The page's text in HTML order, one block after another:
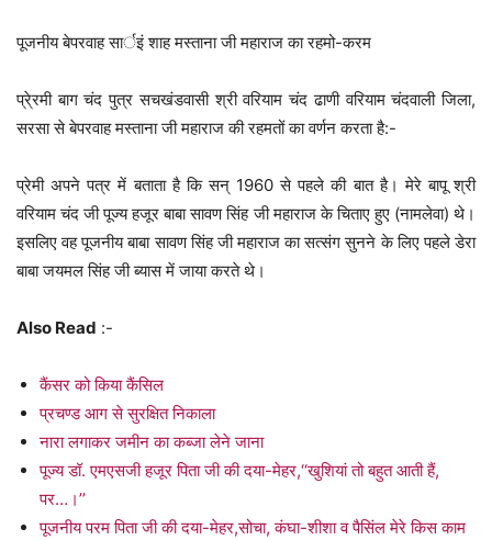
पूजनीय बेपरवाह सार्इं शाह मस्ताना जी महाराज का रहमो-करम
प्रे्रमी बाग चंद पुत्र सचखंडवासी श्री वरियाम चंद ढाणी वरियाम चंदवाली जिला,
सरसा से बेपरवाह मस्ताना जी महाराज की रहमतों का वर्णन करता है:-
प्रेमी अपने पत्र में बताता है कि सन् 1960 से पहले की बात है। मेरे बापू श्री
वरियाम चंद जी पूज्य हजूर बाबा सावण सिंह जी महाराज के चिताए हुए (नामलेवा) थे।
इसलिए वह पूजनीय बाबा सावण सिंह जी महाराज का सत्संग सुनने के लिए पहले डेरा
बाबा जयमल सिंह जी ब्यास में जाया करते थे।
Also Read :-
कैंसर को किया कैंसिल
प्रचण्ड आग से सुरक्षित निकाला
नारा लगाकर जमीन का कब्जा लेने जाना
पूज्य डॉ. एमएसजी हजूर पिता जी की दया-मेहर,‘‘खुशियां तो बहुत आती हैं,
पर…।’’
पूजनीय परम पिता जी की दया-मेहर,सोचा, कंघा-शीशा व पैसिंल मेरे किस काम